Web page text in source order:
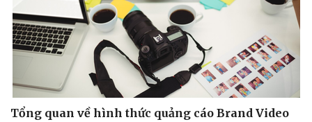
Tổng quan về hình thức quảng cáo Brand Video